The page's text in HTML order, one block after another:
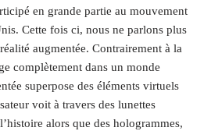
en grande partie au mouvement
Cette fois ci, nous ne parlons plus
augmentée. Contrairement à la
complètement dans un monde
superpose des éléments virtuels
voit à travers des lunettes
alors que des hologrammes,